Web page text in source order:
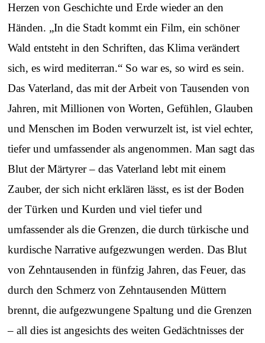
Herzen von Geschichte und Erde wieder an den
Händen. „In die Stadt kommt ein Film, ein schöner
Wald entsteht in den Schriften, das Klima verändert
sich, es wird mediterran.“ So war es, so wird es sein.
Das Vaterland, das mit der Arbeit von Tausenden von
Jahren, mit Millionen von Worten, Gefühlen, Glauben
und Menschen im Boden verwurzelt ist, ist viel echter,
tiefer und umfassender als angenommen. Man sagt das
Blut der Märtyrer – das Vaterland lebt mit einem
Zauber, der sich nicht erklären lässt, es ist der Boden
der Türken und Kurden und viel tiefer und
umfassender als die Grenzen, die durch türkische und
kurdische Narrative aufgezwungen werden. Das Blut
von Zehntausenden in fünfzig Jahren, das Feuer, das
durch den Schmerz von Zehntausenden Müttern
brennt, die aufgezwungene Spaltung und die Grenzen
– all dies ist angesichts des weiten Gedächtnisses der